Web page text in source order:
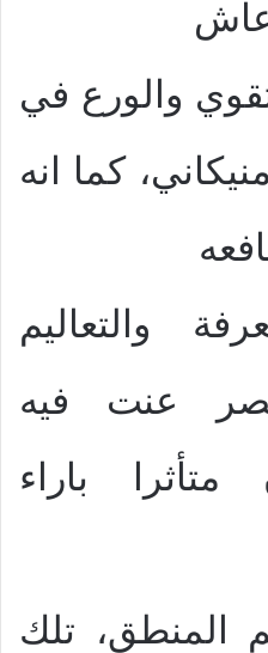
عاش
والورع في
كما انه
والتعاليم
عنت فيه
باراء
المنطق، تلك